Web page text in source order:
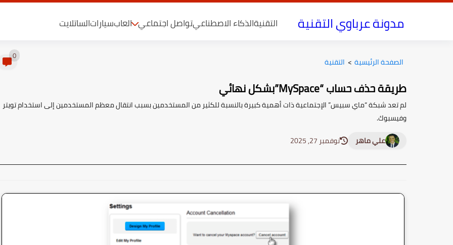
مدونة عرباوي التقنية التقنيةالذكاء الاصطناعيتواصل اجتماعي العابسياراتالساتلايت
الصفحة الرئيسية > التقنية 0
طريقة حذف حساب “MySpace”بشكل نهائي
لم تعد شبكة “ماي سبيس” الإجتماعية ذات أهمية كبيرة بالنسبة للكثير من المستخدمين بسبب انتقال معظم المستخدمين إلى استخدام تويتر
وفيسبوك.
علي ماهر
نوفمبر 27, 2025